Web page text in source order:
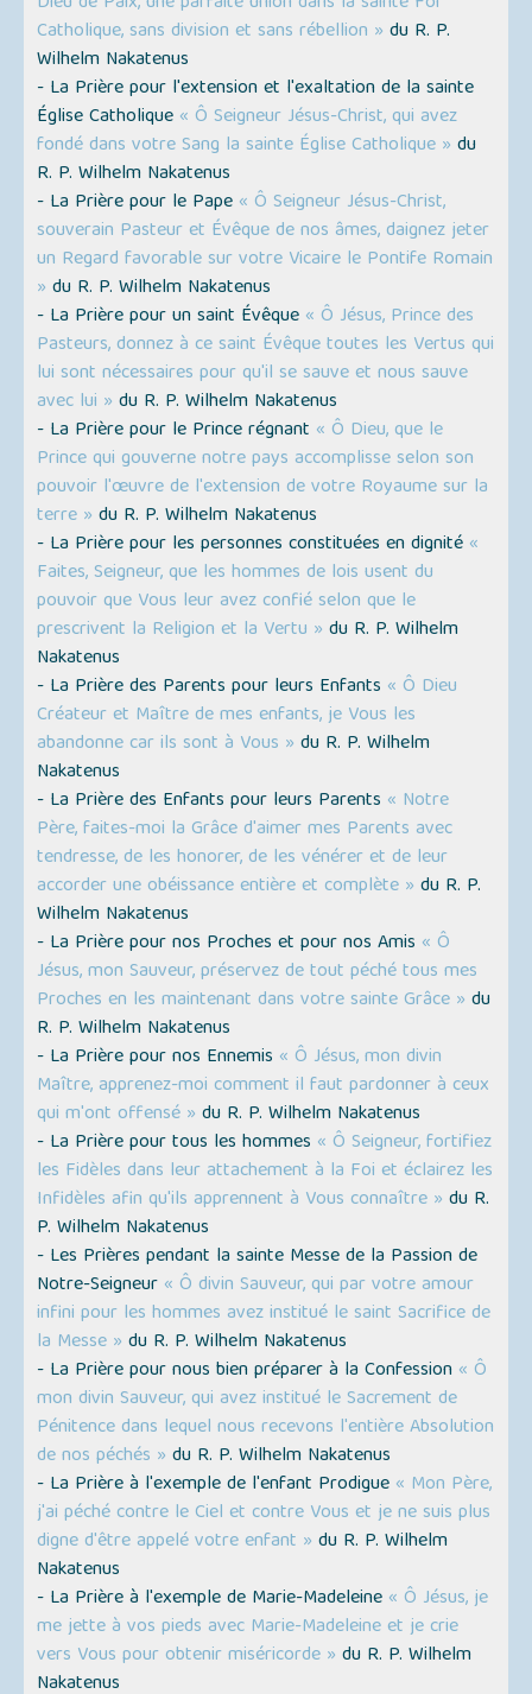
Catholique, sans division et sans rébellion » du R. P.
Wilhelm Nakatenus
- La Prière pour l'extension et l'exaltation de la sainte
Église Catholique « Ô Seigneur Jésus-Christ, qui avez
fondé dans votre Sang la sainte Église Catholique » du
R. P. Wilhelm Nakatenus
- La Prière pour le Pape « Ô Seigneur Jésus-Christ,
souverain Pasteur et Évêque de nos âmes, daignez jeter
un Regard favorable sur votre Vicaire le Pontife Romain
» du R. P. Wilhelm Nakatenus
- La Prière pour un saint Évêque « Ô Jésus, Prince des
Pasteurs, donnez à ce saint Évêque toutes les Vertus qui
lui sont nécessaires pour qu'il se sauve et nous sauve
avec lui » du R. P. Wilhelm Nakatenus
- La Prière pour le Prince régnant « Ô Dieu, que le
Prince qui gouverne notre pays accomplisse selon son
pouvoir l'œuvre de l'extension de votre Royaume sur la
terre » du R. P. Wilhelm Nakatenus
- La Prière pour les personnes constituées en dignité «
Faites, Seigneur, que les hommes de lois usent du
pouvoir que Vous leur avez confié selon que le
prescrivent la Religion et la Vertu » du R. P. Wilhelm
Nakatenus
- La Prière des Parents pour leurs Enfants « Ô Dieu
Créateur et Maître de mes enfants, je Vous les
abandonne car ils sont à Vous » du R. P. Wilhelm
Nakatenus
- La Prière des Enfants pour leurs Parents « Notre
Père, faites-moi la Grâce d'aimer mes Parents avec
tendresse, de les honorer, de les vénérer et de leur
accorder une obéissance entière et complète » du R. P.
Wilhelm Nakatenus
- La Prière pour nos Proches et pour nos Amis « Ô
Jésus, mon Sauveur, préservez de tout péché tous mes
Proches en les maintenant dans votre sainte Grâce » du
R. P. Wilhelm Nakatenus
- La Prière pour nos Ennemis « Ô Jésus, mon divin
Maître, apprenez-moi comment il faut pardonner à ceux
qui m'ont offensé » du R. P. Wilhelm Nakatenus
- La Prière pour tous les hommes « Ô Seigneur, fortifiez
les Fidèles dans leur attachement à la Foi et éclairez les
Infidèles afin qu'ils apprennent à Vous connaître » du R.
P. Wilhelm Nakatenus
- Les Prières pendant la sainte Messe de la Passion de
Notre-Seigneur « Ô divin Sauveur, qui par votre amour
infini pour les hommes avez institué le saint Sacrifice de
la Messe » du R. P. Wilhelm Nakatenus
- La Prière pour nous bien préparer à la Confession « Ô
mon divin Sauveur, qui avez institué le Sacrement de
Pénitence dans lequel nous recevons l'entière Absolution
de nos péchés » du R. P. Wilhelm Nakatenus
- La Prière à l'exemple de l'enfant Prodigue « Mon Père,
j'ai péché contre le Ciel et contre Vous et je ne suis plus
digne d'être appelé votre enfant » du R. P. Wilhelm
Nakatenus
- La Prière à l'exemple de Marie-Madeleine « Ô Jésus, je
me jette à vos pieds avec Marie-Madeleine et je crie
vers Vous pour obtenir miséricorde » du R. P. Wilhelm
Nakatenus